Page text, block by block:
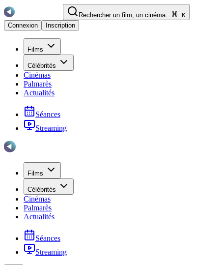
Rechercher un film, un cinéma...
K
Connexion
Inscription
Films
Célébrités
Cinémas
Palmarès
Actualités
Séances
Streaming
Films
Célébrités
Cinémas
Palmarès
Actualités
Séances
Streaming